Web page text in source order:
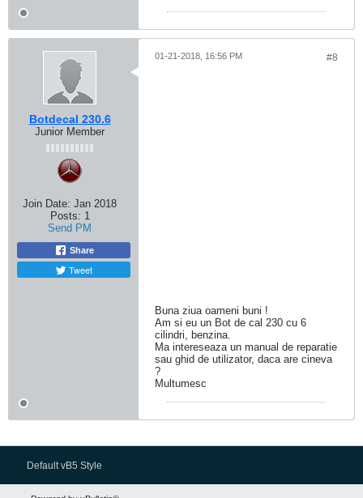
Botdecal 230.6
Junior Member
Join Date: Jan 2018
Posts: 1
Send PM
Share
Tweet
#8
01-21-2018, 16:56 PM
Buna ziua oameni buni !
Am si eu un Bot de cal 230 cu 6
cilindri, benzina.
Ma intereseaza un manual de reparatie
sau ghid de utilizator, daca are cineva
?
Multumesc
Default vB5 Style